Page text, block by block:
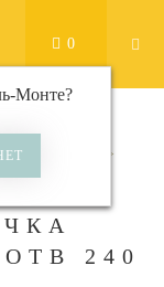
Монте?
0
240